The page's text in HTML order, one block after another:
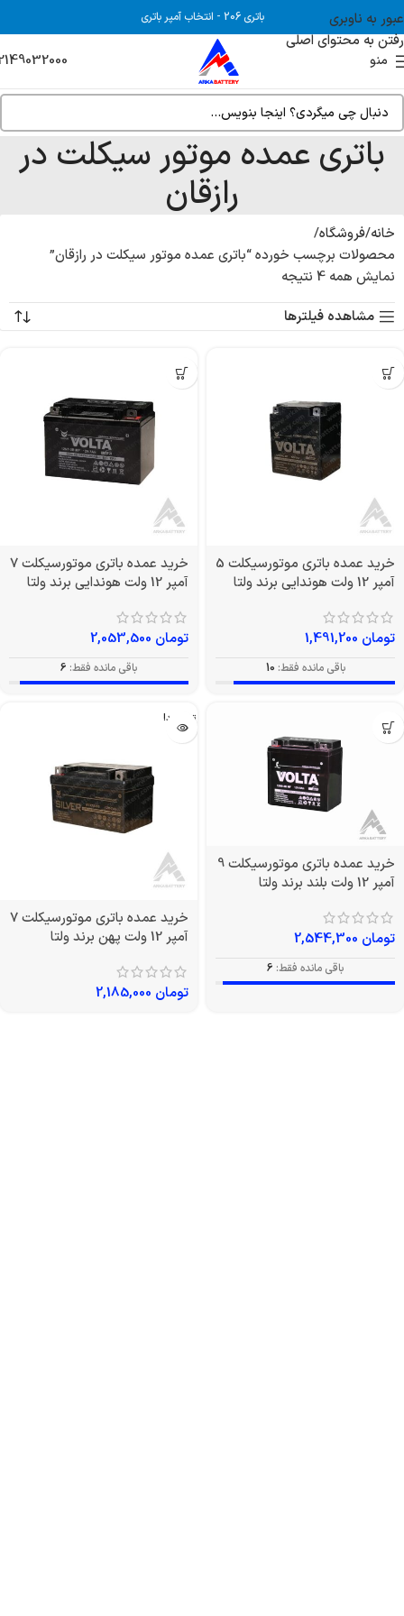
عبور به ناوبری
رفتن به محتوای اصلی
باتری 206 - انتخاب آمپر باتری
منو
باتری عمده موتور سیکلت در
رازقان
خانه فروشگاه
محصولات برچسب خورده “باتری عمده موتور سیکلت در رازقان”
نمایش همه 4 نتیجه
مشاهده فیلترها
خرید عمده باتری موتورسیکلت 5
آمپر 12 ولت هوندایی برند ولتا
تومان
باقی مانده فقط: 10
خرید عمده باتری موتورسیکلت 7
آمپر 12 ولت هوندایی برند ولتا
تومان
باقی مانده فقط: 6
خرید عمده باتری موتورسیکلت 9
آمپر 12 ولت بلند برند ولتا
تومان
باقی مانده فقط: 6
تمام شد!
خرید عمده باتری موتورسیکلت 7
آمپر 12 ولت پهن برند ولتا
تومان